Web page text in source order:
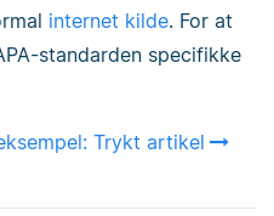
internet kilde. For at
standarden specifikke
Trykt artikel